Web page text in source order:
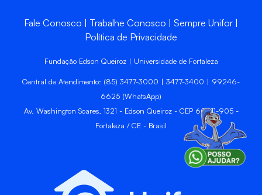
Fale Conosco Trabalhe Conosco
Sempre Unifor
Política de Privacidade
Fundação Edson Queiroz | Universidade de Fortaleza
Central de Atendimento: (85) 3477-3000 | 3477-3400 | 99246-
6625 (WhatsApp)
Av. Washington Soares, 1321 - Edson Queiroz - CEP 60811-905 -
Fortaleza / CE - Brasil